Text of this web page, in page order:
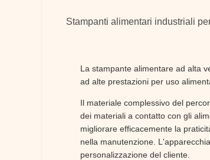
Stampanti alimentari industriali
La stampante alimentare ad alta
ad alte prestazioni per uso
Il materiale complessivo del
dei materiali a contatto con gli
migliorare efficacemente la
nella manutenzione.
personalizzazione del cliente.